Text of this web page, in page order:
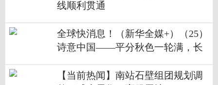
线顺利贯通
全球快消息！（新华全媒+）（25）
诗意中国——平分秋色一轮满，长
【当前热闻】南站石壁组团规划调